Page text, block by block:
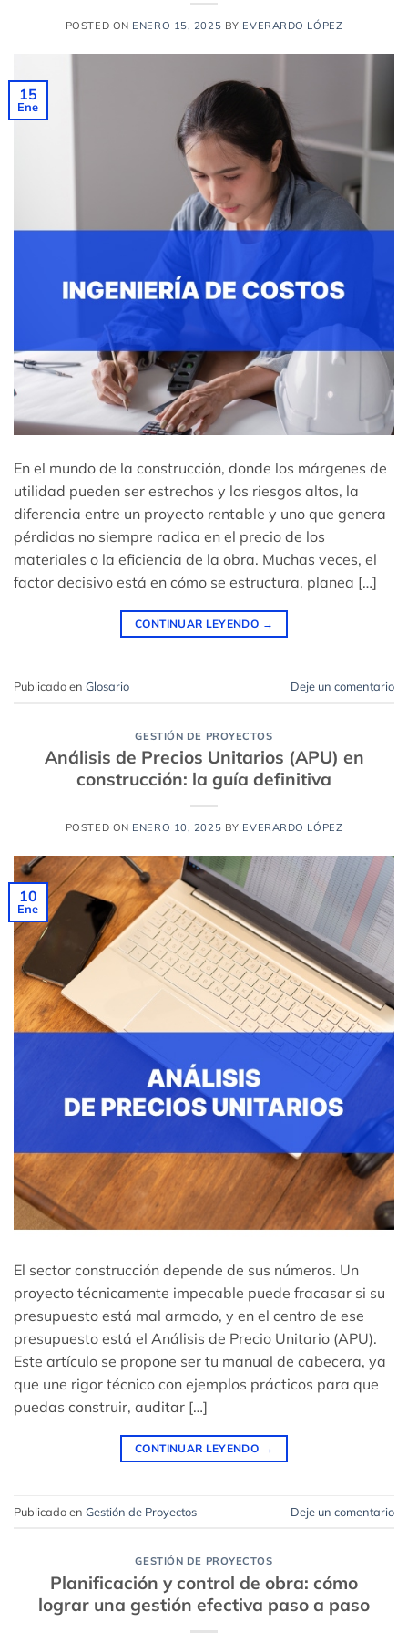
POSTED ON ENERO 15, 2025 BY EVERARDO LÓPEZ
15
Ene
En el mundo de la construcción, donde los márgenes de
utilidad pueden ser estrechos y los riesgos altos, la
diferencia entre un proyecto rentable y uno que genera
pérdidas no siempre radica en el precio de los
materiales o la eficiencia de la obra. Muchas veces, el
factor decisivo está en cómo se estructura, planea […]
CONTINUAR LEYENDO →
Publicado en Glosario Deje un comentario
GESTIÓN DE PROYECTOS
Análisis de Precios Unitarios (APU) en
construcción: la guía definitiva
POSTED ON ENERO 10, 2025 BY EVERARDO LÓPEZ
10
Ene
El sector construcción depende de sus números. Un
proyecto técnicamente impecable puede fracasar si su
presupuesto está mal armado, y en el centro de ese
presupuesto está el Análisis de Precio Unitario (APU).
Este artículo se propone ser tu manual de cabecera, ya
que une rigor técnico con ejemplos prácticos para que
puedas construir, auditar […]
CONTINUAR LEYENDO →
Publicado en Gestión de Proyectos Deje un comentario
GESTIÓN DE PROYECTOS
Planificación y control de obra: cómo
lograr una gestión efectiva paso a paso